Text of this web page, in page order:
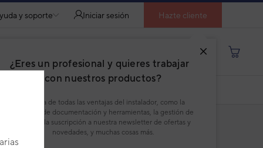
y soporte Iniciar sesión
¿Eres un profesional y quieres trabajar
con nuestros productos?
Disfruta de todas las ventajas del instalador, como la
descarga de documentación y herramientas, la gestión de
pedidos, la suscripción a nuestra newsletter de ofertas y
novedades, y muchas cosas más.
Hazte cliente